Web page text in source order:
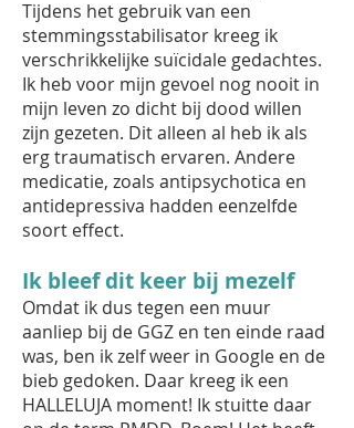
Tijdens het gebruik van een
stemmingsstabilisator kreeg ik
verschrikkelijke suïcidale gedachtes.
Ik heb voor mijn gevoel nog nooit in
mijn leven zo dicht bij dood willen
zijn gezeten. Dit alleen al heb ik als
erg traumatisch ervaren. Andere
medicatie, zoals antipsychotica en
antidepressiva hadden eenzelfde
soort effect.
Ik bleef dit keer bij mezelf
Omdat ik dus tegen een muur
aanliep bij de GGZ en ten einde raad
was, ben ik zelf weer in Google en de
bieb gedoken. Daar kreeg ik een
HALLELUJA moment! Ik stuitte daar